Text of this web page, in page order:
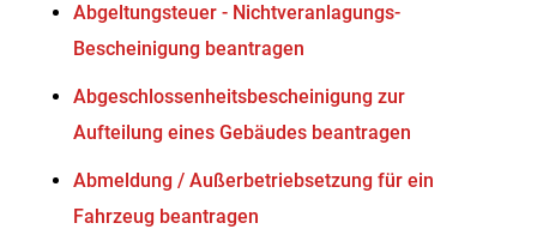
Abgeltungsteuer - Nichtveranlagungs-
Bescheinigung beantragen
Abgeschlossenheitsbescheinigung zur
Aufteilung eines Gebäudes beantragen
Abmeldung / Außerbetriebsetzung für ein
Fahrzeug beantragen